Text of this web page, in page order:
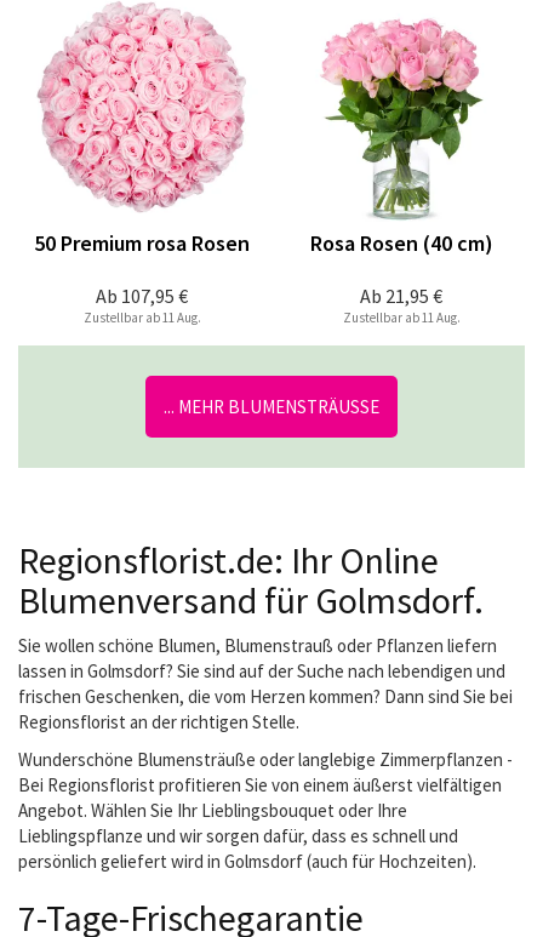
Ab 107,95 €
50 Premium rosa Rosen
Zustellbar ab 11 Aug.
Ab 21,95 €
Rosa Rosen (40 cm)
Zustellbar ab 11 Aug.
... MEHR BLUMENSTRÄUSSE
Regionsflorist.de: Ihr Online
Blumenversand für Golmsdorf.
Sie wollen schöne Blumen, Blumenstrauß oder Pflanzen liefern
lassen in Golmsdorf? Sie sind auf der Suche nach lebendigen und
frischen Geschenken, die vom Herzen kommen? Dann sind Sie bei
Regionsflorist an der richtigen Stelle.
Wunderschöne Blumensträuße oder langlebige Zimmerpflanzen -
Bei Regionsflorist profitieren Sie von einem äußerst vielfältigen
Angebot. Wählen Sie Ihr Lieblingsbouquet oder Ihre
Lieblingspflanze und wir sorgen dafür, dass es schnell und
persönlich geliefert wird in Golmsdorf (auch für Hochzeiten).
7-Tage-Frischegarantie